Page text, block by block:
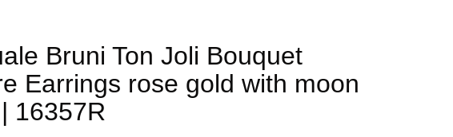
Bruni Ton Joli Bouquet
Earrings rose gold with moon
| 16357R